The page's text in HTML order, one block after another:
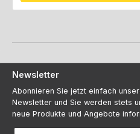
Newsletter
Abonnieren Sie jetzt einfach
Newsletter und Sie werden stets
neue Produkte und Angebote